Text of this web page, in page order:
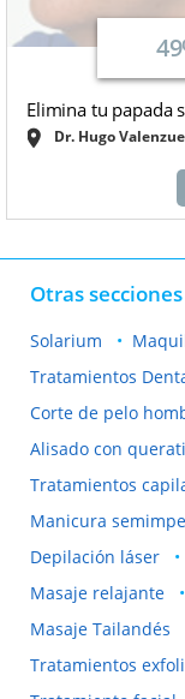
Elimina tu papada
Dr. Hugo
Otras
Solarium
Tratamientos
Corte de pelo
Alisado con
Tratamientos
Manicura
Depilación láser
Masaje relajante
Masaje Tailandés
Tratamientos